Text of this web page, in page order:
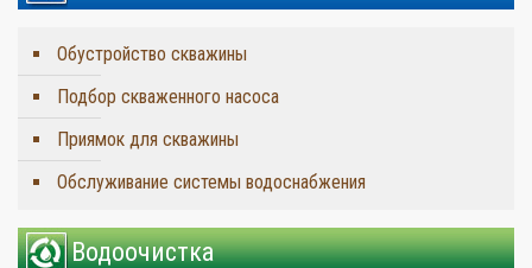
Обустройство скважины
Подбор скваженного насоса
Приямок для скважины
Обслуживание системы водоснабжения
Водоочистка